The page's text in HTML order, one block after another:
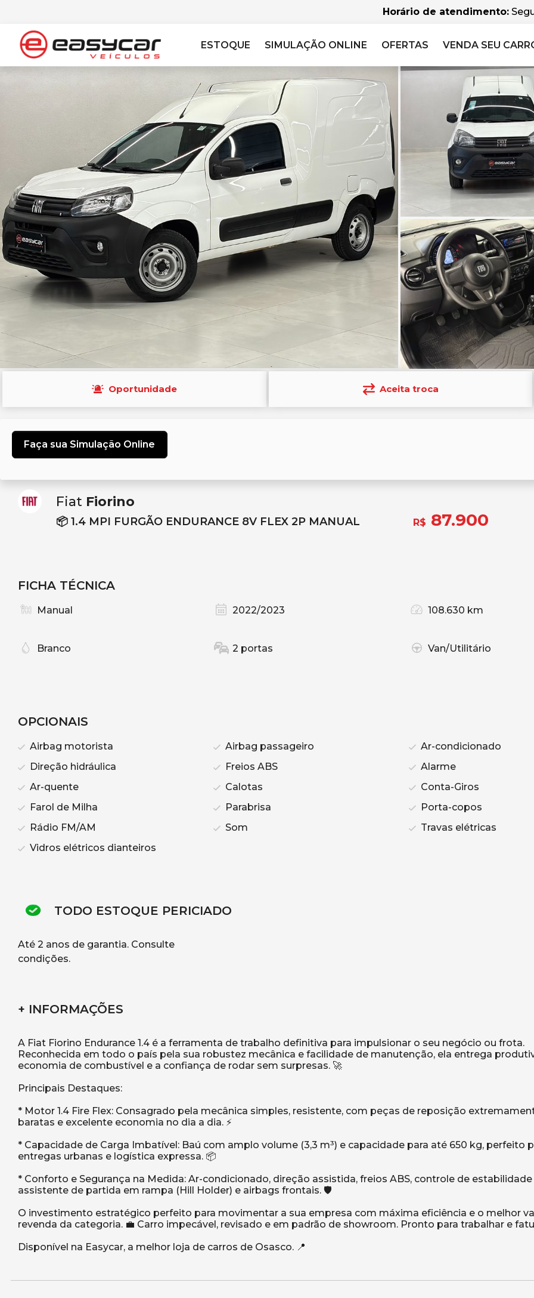
Horário de atendimento:
ESTOQUE SIMULAÇÃO ONLINE OFERTAS VENDA SEU
Oportunidade Aceita troca
Faça sua Simulação Online
Fiat Fiorino
📦 1.4 MPI FURGÃO ENDURANCE 8V FLEX 2P MANUAL R$ 87.900
FICHA TÉCNICA
Manual 2022/2023 108.630 km
Branco 2 portas Van/Utilitário
OPCIONAIS
Airbag motorista Airbag passageiro
Ar-condicionado
Direção hidráulica
Freios ABS
Alarme
Ar-quente
Calotas
Conta-Giros
Farol de Milha
Parabrisa
Porta-copos
Rádio FM/AM
Som
Travas elétricas
Vidros elétricos dianteiros
TODO ESTOQUE PERICIADO
Até 2 anos de garantia. Consulte
condições.
+ INFORMAÇÕES
A Fiat Fiorino Endurance 1.4 é a ferramenta de trabalho definitiva para impulsionar o seu negócio ou frota.
Reconhecida em todo o país pela sua robustez mecânica e facilidade de manutenção, ela entrega
economia de combustível e a confiança de rodar sem surpresas. 🚀
Principais Destaques:
* Motor 1.4 Fire Flex: Consagrado pela mecânica simples, resistente, com peças de reposição
baratas e excelente economia no dia a dia. ⚡
* Capacidade de Carga Imbatível: Baú com amplo volume (3,3 m³) e capacidade para até 650 kg, perfeito
entregas urbanas e logística expressa. 📦
* Conforto e Segurança na Medida: Ar-condicionado, direção assistida, freios ABS, controle de estabilidade
assistente de partida em rampa (Hill Holder) e airbags frontais. 🛡️
O investimento estratégico perfeito para movimentar a sua empresa com máxima eficiência e o melhor
revenda da categoria. 💼 Carro impecável, revisado e em padrão de showroom. Pronto para trabalhar e